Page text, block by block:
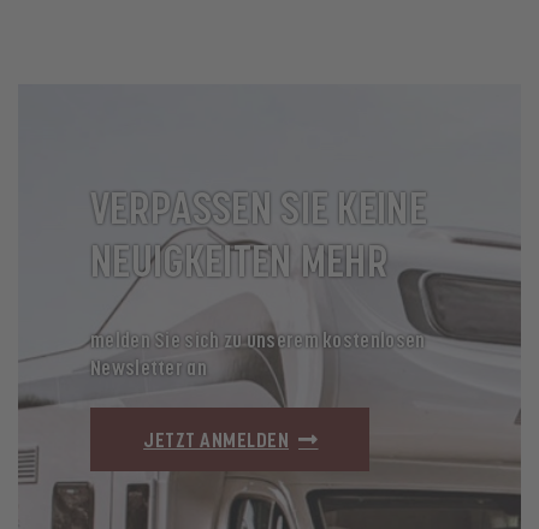
VERPASSEN SIE KEINE
NEUIGKEITEN MEHR
melden Sie sich zu unserem kostenlosen
Newsletter an
JETZT ANMELDEN